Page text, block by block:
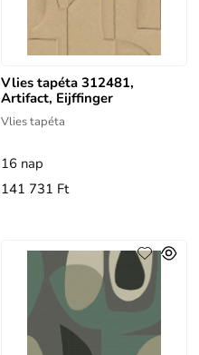
Vlies tapéta 312481,
Artifact, Eijffinger
Vlies tapéta
16 nap
141 731 Ft